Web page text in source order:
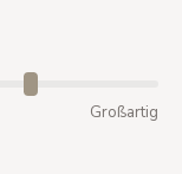
Großartig